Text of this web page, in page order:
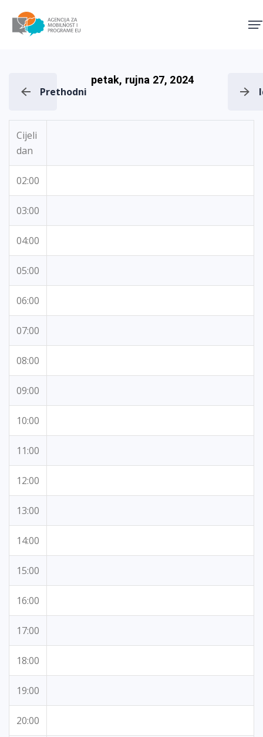
Prethodni
petak, rujna 27, 2024
Cijeli
dan
02:00
03:00
04:00
05:00
06:00
07:00
08:00
09:00
10:00
11:00
12:00
13:00
14:00
15:00
16:00
17:00
18:00
19:00
20:00